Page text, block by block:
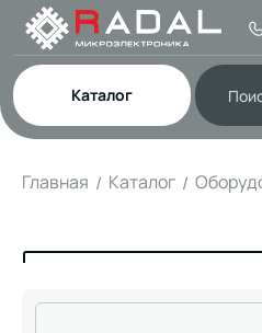
Каталог
Главная Каталог